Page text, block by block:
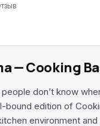
— Cooking
don’t know
bound edition of
environment